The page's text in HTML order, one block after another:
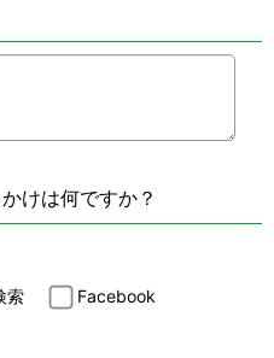
かけは何ですか？
索
Facebook